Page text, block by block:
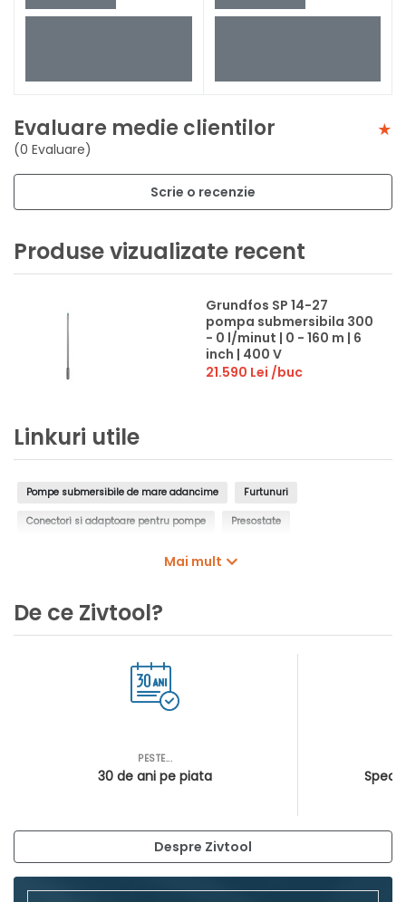
Evaluare medie clientilor
(0 Evaluare)
Scrie o recenzie
Produse vizualizate recent
Grundfos SP 14-27
pompa submersibila 300
- 0 l/minut | 0 - 160 m | 6
inch | 400 V
21.590 Lei /buc
Linkuri utile
Pompe submersibile de mare adancime Furtunuri
Conectori si adaptoare pentru pompe Presostate
Cartuse filtrante pentru pompe
Mai mult
De ce Zivtool?
PESTE...
30 de ani pe piata
Despre Zivtool